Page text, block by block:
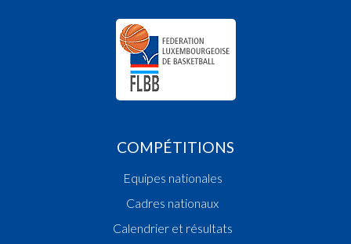
COMPÉTITIONS
Equipes nationales
Cadres nationaux
Calendrier et résultats